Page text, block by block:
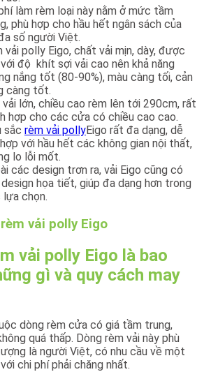
làm rèm loại này nằm ở mức tầm
phù hợp cho hầu hết ngân sách của
số người Việt.
vải polly Eigo, chất vải mịn, dày, được
độ khít sợi vải cao nên khả năng
nắng tốt (80-90%), màu càng tối, cản
càng tốt.
vải lớn, chiều cao rèm lên tới 290cm, rất
hợp cho các cửa có chiều cao cao.
sắc rèm vải pollyEigo rất đa dạng, dễ
với hầu hết các không gian nội thất,
lo lỗi mốt.
các design trơn ra, vải Eigo cũng có
họa tiết, giúp đa dạng hơn trong
lựa chọn.
vải polly Eigo
vải polly Eigo là bao
gì và quy cách may
dòng rèm cửa có giá tầm trung,
quá thấp. Dòng rèm vải này phù
là người Việt, có nhu cầu về một
chi phí phải chăng nhất.